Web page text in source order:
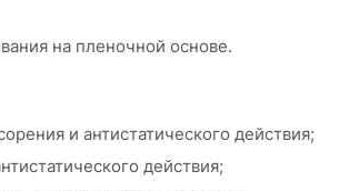
на пленочной основе.
и антистатического действия;
действия;